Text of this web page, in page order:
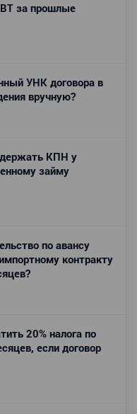
за прошлые
УНК договора в
вручную?
КПН у
займу
по авансу
контракту
20% налога по
если договор